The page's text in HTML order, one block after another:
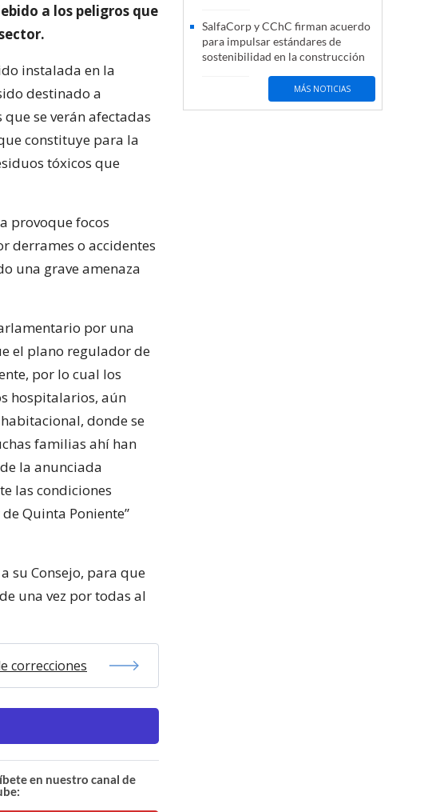
a los peligros que
instalada en la
destinado a
se verán afectadas
constituye para la
tóxicos que
provoque focos
derrames o accidentes
una grave amenaza
por una
el plano regulador de
por lo cual los
hospitalarios, aún
donde se
familias ahí han
la anunciada
las condiciones
Quinta Poniente”
su Consejo, para que
una vez por todas al
correcciones
en nuestro canal de
SalfaCorp y CChC firman acuerdo
para impulsar estándares de
sostenibilidad en la construcción
MÁS NOTICIAS